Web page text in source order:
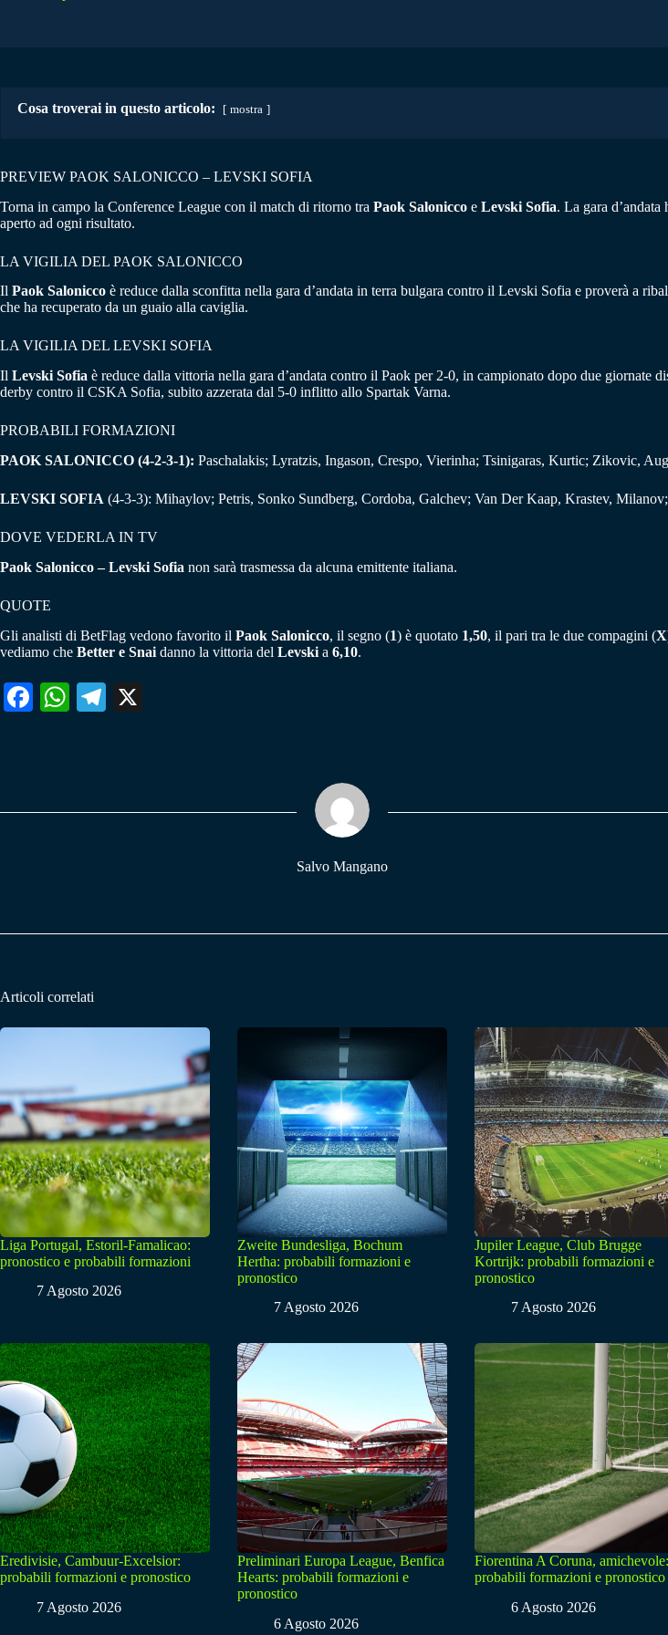
Cosa troverai in questo articolo: mostra
PREVIEW PAOK SALONICCO – LEVSKI SOFIA
Torna in campo la Conference League con il match di ritorno tra Paok Salonicco e Levski Sofia. La gara
aperto ad ogni risultato.
LA VIGILIA DEL PAOK SALONICCO
Il Paok Salonicco è reduce dalla sconfitta nella gara d’andata in terra bulgara contro il Levski Sofia e proverà a
che ha recuperato da un guaio alla caviglia.
LA VIGILIA DEL LEVSKI SOFIA
Il Levski Sofia è reduce dalla vittoria nella gara d’andata contro il Paok per 2-0, in campionato dopo due
derby contro il CSKA Sofia, subito azzerata dal 5-0 inflitto allo Spartak Varna.
PROBABILI FORMAZIONI
PAOK SALONICCO (4-2-3-1): Paschalakis; Lyratzis, Ingason, Crespo, Vierinha; Tsinigaras, Kurtic; Zikovic,
LEVSKI SOFIA (4-3-3): Mihaylov; Petris, Sonko Sundberg, Cordoba, Galchev; Van Der Kaap, Krastev,
DOVE VEDERLA IN TV
Paok Salonicco – Levski Sofia non sarà trasmessa da alcuna emittente italiana.
QUOTE
Gli analisti di BetFlag vedono favorito il Paok Salonicco, il segno (1) è quotato 1,50, il pari tra le due compagini (X
vediamo che Better e Snai danno la vittoria del Levski a 6,10.
Fa W
pp
Te
m
Salvo Mangano
Articoli correlati
Liga Portugal, Estoril-Famalicao:
pronostico e probabili formazioni
7 Agosto 2026
Zweite Bundesliga, Bochum
Hertha: probabili formazioni e
pronostico
7 Agosto 2026
Jupiler League, Club Brugge
Kortrijk: probabili formazioni e
pronostico
7 Agosto 2026
Eredivisie, Cambuur-Excelsior:
probabili formazioni e pronostico
7 Agosto 2026
Preliminari Europa League, Benfica
Hearts: probabili formazioni e
pronostico
6 Agosto 2026
Fiorentina A Coruna, amichevole:
probabili formazioni e pronostico
6 Agosto 2026